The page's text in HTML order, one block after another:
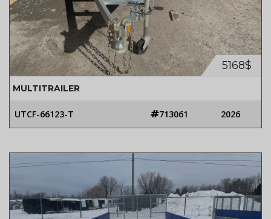
5168$
MULTITRAILER
UTCF-66123-T 713061 2026